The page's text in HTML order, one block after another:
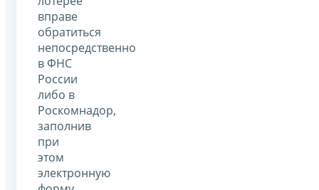
вправе
обратиться
непосредственно
в ФНС
России
либо в
Роскомнадор,
заполнив
при
этом
электронную